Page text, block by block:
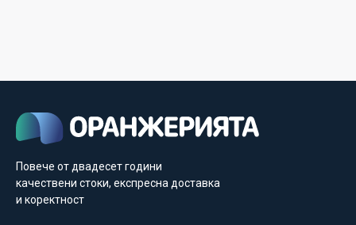
Повече от двадесет години
качествени стоки, експресна доставка
и коректност